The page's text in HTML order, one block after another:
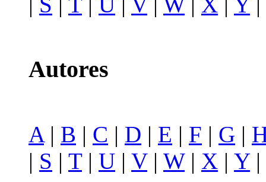
Autores
A| B | C | D | E | F | G |
| S | T| U | V| W| X | Y|